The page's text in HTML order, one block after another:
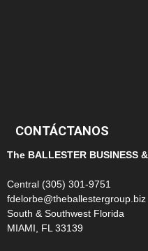
CONTÁCTANOS
The BALLESTER BUSINESS
Central (305) 301-9751
fdelorbe@theballestergroup.biz
South & Southwest Florida
MIAMI, FL 33139